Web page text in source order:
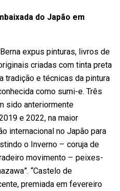
do Japão em
expus pinturas, livros de
criadas com tinta preta
tradição e técnicas da pintura
como sumi-e. Três
sido anteriormente
e 2022, na maior
internacional no Japão para
o Inverno – coruja de
movimento – peixes-
“Castelo de
premiada em fevereiro